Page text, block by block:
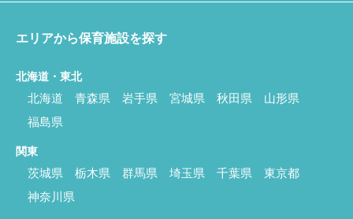
エリアから保育施設を探す
北海道・東北
北海道 青森県 岩手県 宮城県 秋田県
山形県
福島県
関東
茨城県 栃木県 群馬県 埼玉県 千葉県
東京都
神奈川県